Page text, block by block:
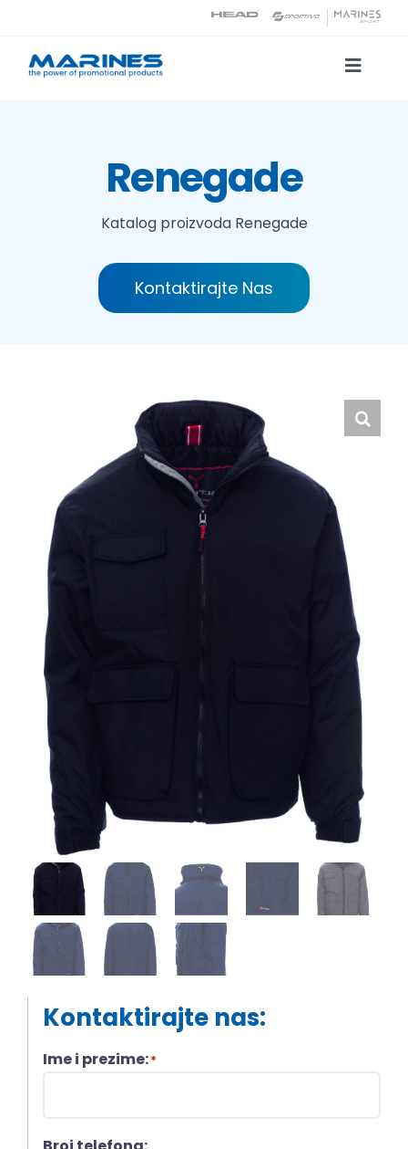
content
Toggle
Tehnologije tiskaRenegade
Katalog proizvoda Renegade
Kontaktirajte Nas
Kontaktirajte nas:
Ime i prezime:*